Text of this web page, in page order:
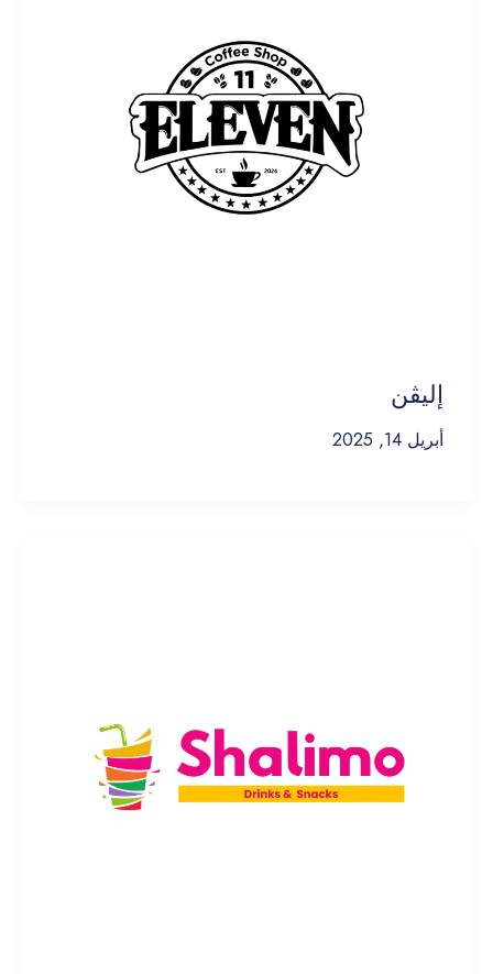
إليڤن
أبريل 14, 2025